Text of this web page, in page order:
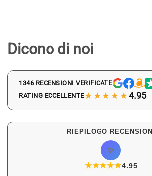
Dicono di noi
1346 RECENSIONI VERIFICATE
RATING ECCELLENTE★★★★★4.95
RIEPILOGO RECENSIONI
✨
★★★★★
★4.95